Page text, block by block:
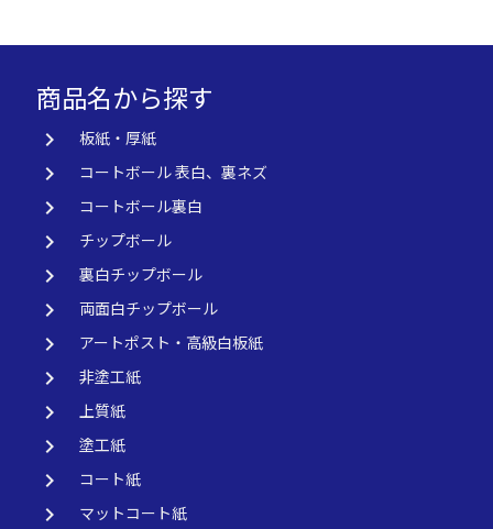
商品名から探す
keyboard_arrow_right 板紙・厚紙
keyboard_arrow_right コートボール 表白、裏ネズ
keyboard_arrow_right コートボール裏白
keyboard_arrow_right チップボール
keyboard_arrow_right 裏白チップボール
keyboard_arrow_right 両面白チップボール
keyboard_arrow_right アートポスト・高級白板紙
keyboard_arrow_right 非塗工紙
keyboard_arrow_right 上質紙
keyboard_arrow_right 塗工紙
keyboard_arrow_right コート紙
keyboard_arrow_right マットコート紙